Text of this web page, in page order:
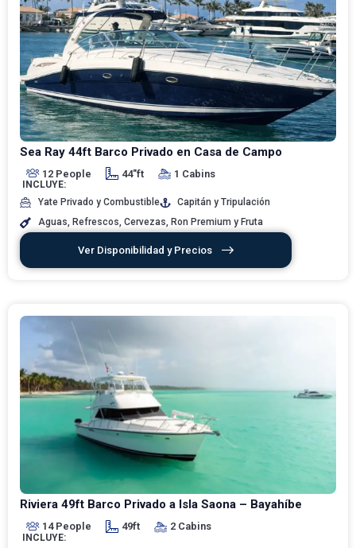
Sea Ray 44ft Barco Privado en Casa de Campo
12 People 44"ft 1 Cabins
INCLUYE:
Yate Privado y Combustible
Capitán y Tripulación
Aguas, Refrescos, Cervezas, Ron Premium y Fruta
Ver Disponibilidad y Precios
Riviera 49ft Barco Privado a Isla Saona – Bayahíbe
14 People 49ft 2 Cabins
INCLUYE: